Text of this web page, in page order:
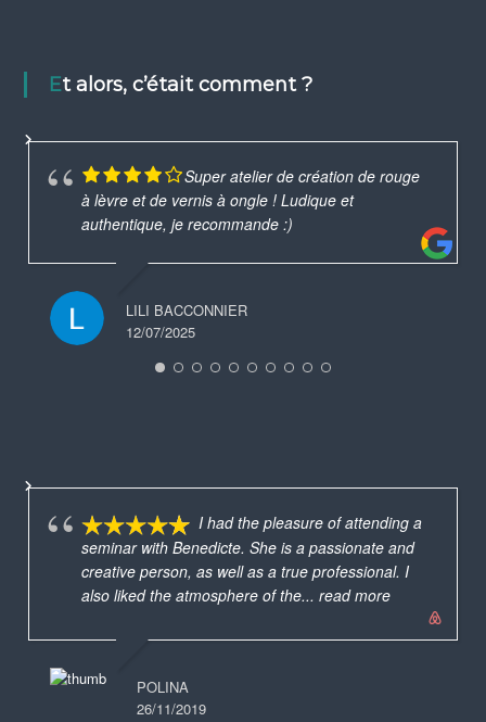
Et alors, c’était comment ?
Super atelier de création de rouge
à lèvre et de vernis à ongle ! Ludique et
authentique, je recommande :)
LILI BACCONNIER
12/07/2025
I had the pleasure of attending a
seminar with Benedicte. She is a passionate and
creative person, as well as a true professional. I
also liked the atmosphere of the... read more
POLINA
26/11/2019